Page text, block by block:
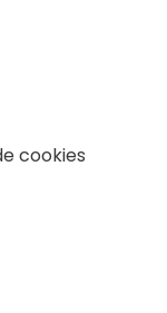
cookies